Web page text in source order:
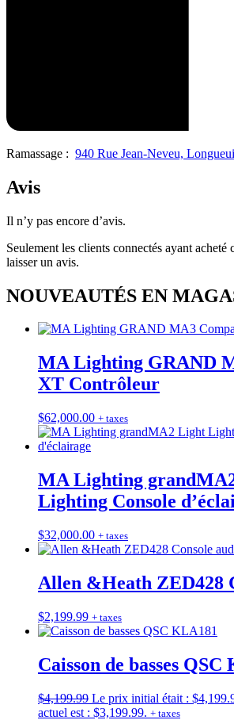
Ramassage : 940 Rue Jean-Neveu,
Avis
Il n’y pas encore d’avis.
Seulement les clients connectés ayant acheté
laisser un avis.
NOUVEAUTÉS EN
MA Lighting GRAND
XT Contrôleur
$62,000.00 + taxes
MA Lighting
Lighting Console
$32,000.00 + taxes
Allen &Heath ZED428
$2,199.99 + taxes
Caisson de basses QSC
$4,199.99 Le prix initial était :
actuel est : $3,199.99. + taxes